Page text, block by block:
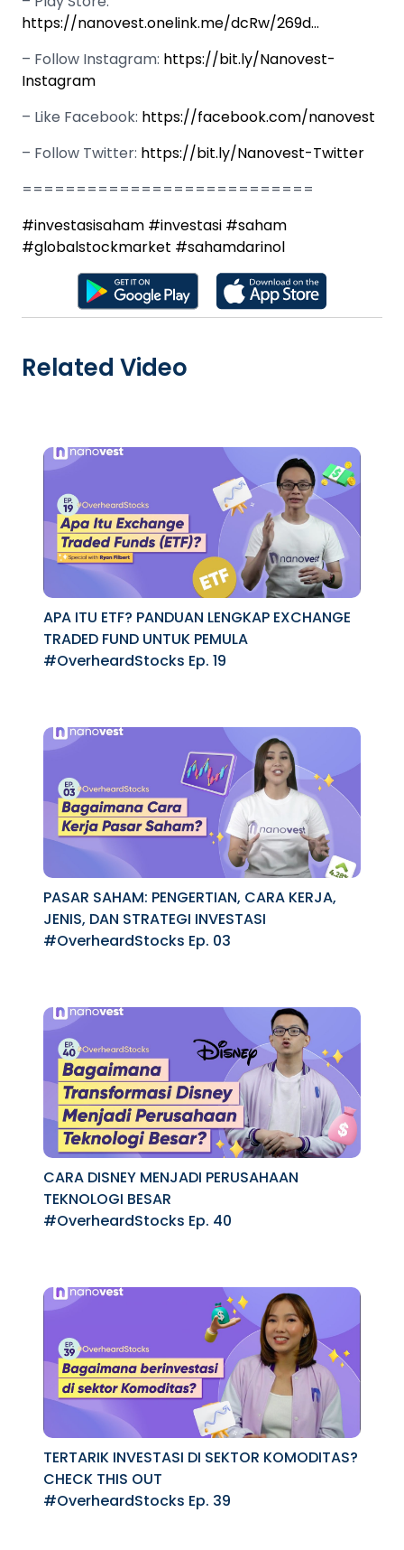
https://nanovest.onelink.me/dcRw/269d…
– Follow Instagram: https://bit.ly/Nanovest-
Instagram
– Like Facebook: https://facebook.com/nanovest
– Follow Twitter: https://bit.ly/Nanovest-Twitter
===========================
#investasisaham #investasi #saham
#globalstockmarket #sahamdarinol
Related Video
APA ITU ETF? PANDUAN LENGKAP EXCHANGE
TRADED FUND UNTUK PEMULA
#OverheardStocks Ep. 19
PASAR SAHAM: PENGERTIAN, CARA KERJA,
JENIS, DAN STRATEGI INVESTASI
#OverheardStocks Ep. 03
CARA DISNEY MENJADI PERUSAHAAN
TEKNOLOGI BESAR
#OverheardStocks Ep. 40
TERTARIK INVESTASI DI SEKTOR KOMODITAS?
CHECK THIS OUT
#OverheardStocks Ep. 39